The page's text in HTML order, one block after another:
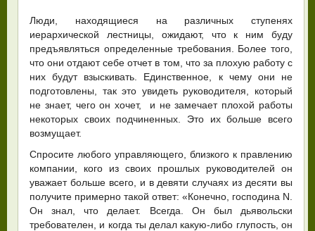
Люди, находящиеся на различных ступенях
иерархической лестницы, ожидают, что к ним буду
предъявляться определенные требования. Более того,
что они отдают себе отчет в том, что за плохую работу с
них будут взыскивать. Единственное, к чему они не
подготовлены, так это увидеть руководителя, который
не знает, чего он хочет, и не замечает плохой работы
некоторых своих подчиненных. Это их больше всего
возмущает.
Спросите любого управляющего, близкого к правлению
компании, кого из своих прошлых руководителей он
уважает больше всего, и в девяти случаях из десяти вы
получите примерно такой ответ: «Конечно, господина N.
Он знал, что делает. Всегда. Он был дьявольски
требователен, и когда ты делал какую-либо глупость, он